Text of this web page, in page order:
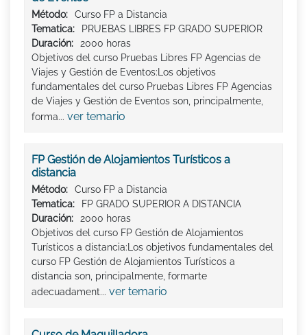
Método:
Curso FP a Distancia
Tematica:
PRUEBAS LIBRES FP GRADO SUPERIOR
Duración:
2000 horas
Objetivos del curso Pruebas Libres FP Agencias de
Viajes y Gestión de Eventos:Los objetivos
fundamentales del curso Pruebas Libres FP Agencias
de Viajes y Gestión de Eventos son, principalmente,
forma... ver temario
FP Gestión de Alojamientos Turísticos a
distancia
Método:
Curso FP a Distancia
Tematica:
FP GRADO SUPERIOR A DISTANCIA
Duración:
2000 horas
Objetivos del curso FP Gestión de Alojamientos
Turísticos a distancia:Los objetivos fundamentales del
curso FP Gestión de Alojamientos Turísticos a
distancia son, principalmente, formarte
adecuadament... ver temario